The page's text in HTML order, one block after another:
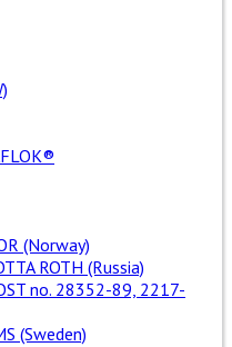
(Norway)
ROTH (Russia)
no. 28352-89, 2217-
(Sweden)